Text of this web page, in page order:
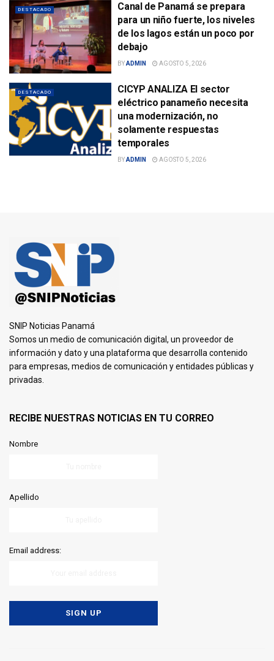
DESTACADO
Canal de Panamá se prepara
para un niño fuerte, los niveles
de los lagos están un poco por
debajo
BYADMIN AGOSTO 5, 2026
DESTACADO
CICYP ANALIZA El sector
eléctrico panameño necesita
una modernización, no
solamente respuestas
temporales
BYADMIN AGOSTO 5, 2026
SNIP Noticias Panamá
Somos un medio de comunicación digital, un proveedor de
información y dato y una plataforma que desarrolla contenido
para empresas, medios de comunicación y entidades públicas y
privadas.
RECIBE NUESTRAS NOTICIAS EN TU CORREO
Nombre
Apellido
Email address: